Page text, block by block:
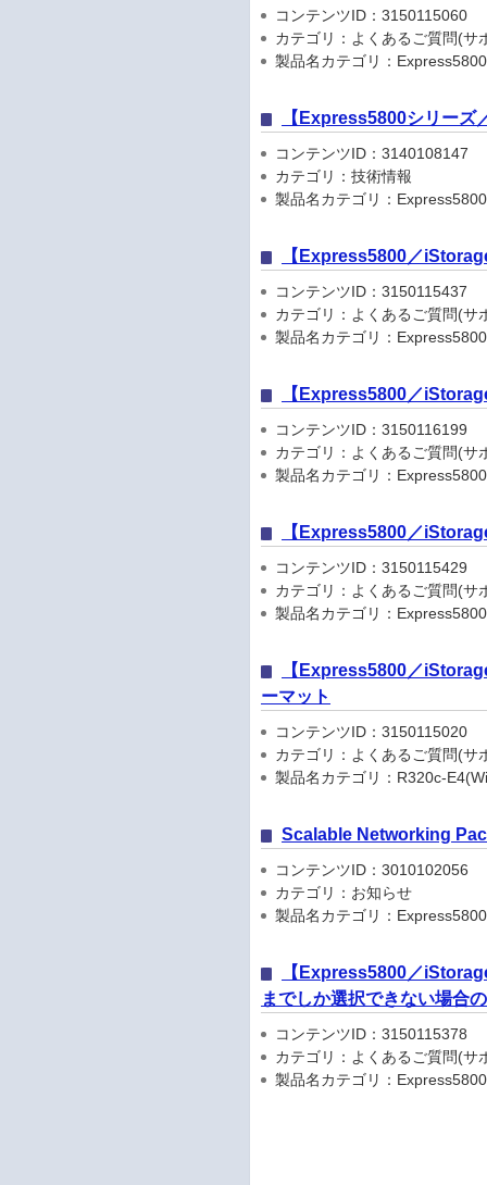
コンテンツID：3150115060
カテゴリ：よくあるご質問(サ
製品名カテゴリ：
【Express5800シリー
コンテンツID：3140108147
カテゴリ：技術情報
製品名カテゴリ：
【Express5800／
コンテンツID：3150115437
カテゴリ：よくあるご質問(サ
製品名カテゴリ：
【Express5800／
コンテンツID：3150116199
カテゴリ：よくあるご質問(サ
製品名カテゴリ：
【Express5800／
コンテンツID：3150115429
カテゴリ：よくあるご質問(サ
製品名カテゴリ：
【Express5800／
ーマット
コンテンツID：3150115020
カテゴリ：よくあるご質問(サ
製品名カテゴリ：R320c-
Scalable Networking
コンテンツID：3010102056
カテゴリ：お知らせ
製品名カテゴリ：
【Express5800／
までしか選択できない場合
コンテンツID：3150115378
カテゴリ：よくあるご質問(サ
製品名カテゴリ：